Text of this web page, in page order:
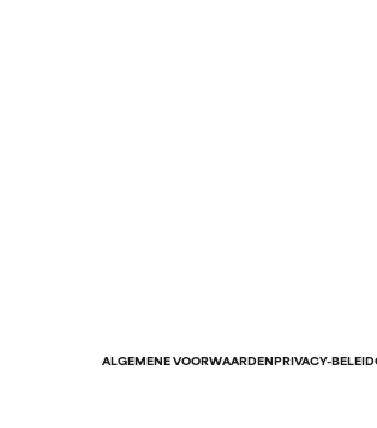
ALGEMENE VOORWAARDENPRIVACY-BELEID